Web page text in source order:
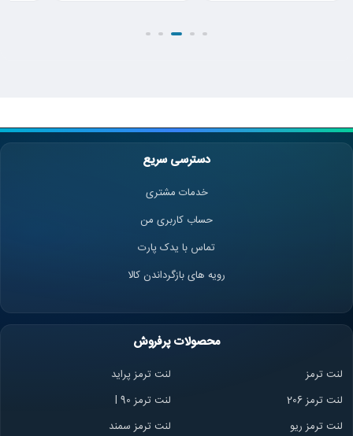
دسترسی سریع
خدمات مشتری
حساب کاربری من
تماس با یدک پارت
رویه های بازگرداندن کالا
محصولات پرفروش
لنت ترمز
لنت ترمز پراید
لنت ترمز 206
لنت ترمز l 90
لنت ترمز ریو
لنت ترمز سمند